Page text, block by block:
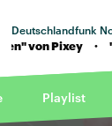
Deutschlandfunk
· "Oxygen"
Playlist